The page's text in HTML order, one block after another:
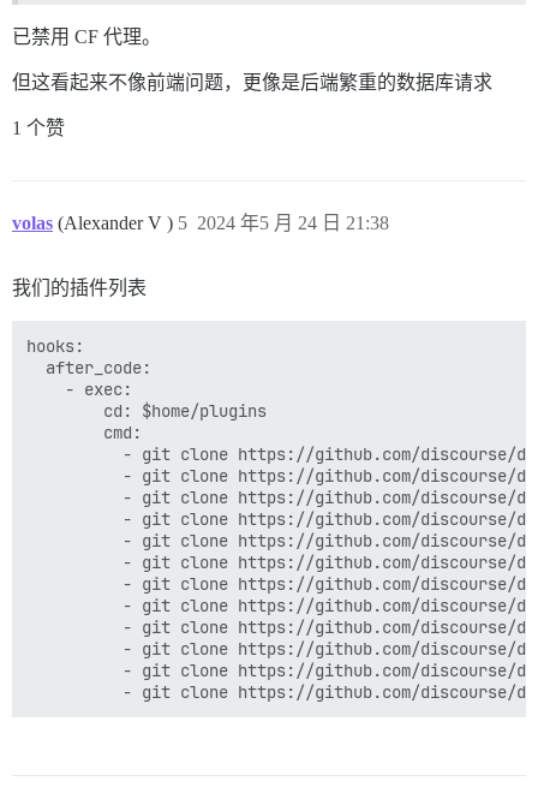
已禁用 CF 代理。
但这看起来不像前端问题，更像是后端繁重的数据库请求
1 个赞
volas (Alexander V ) 2024 年5 月 24 日 21:38
5
我们的插件列表
hooks:
  after_code:
    - exec:
        cd: $home/plugins
        cmd:
- git clone https://github.com/discourse/
- git clone https://github.com/discourse/
- git clone https://github.com/discourse/
- git clone https://github.com/discourse/
- git clone https://github.com/discourse/
- git clone https://github.com/discourse/
- git clone https://github.com/discourse/
- git clone https://github.com/discourse/
- git clone https://github.com/discourse/
- git clone https://github.com/discourse/
- git clone https://github.com/discourse/